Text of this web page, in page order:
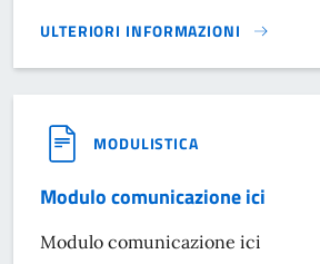
ULTERIORI INFORMAZIONI
INTEGRAZIONE AL REGOLAMENTO
MODULISTICA
Modulo comunicazione ici
Modulo comunicazione ici